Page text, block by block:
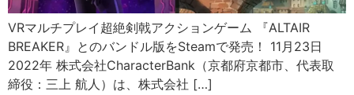
VRマルチプレイ超絶剣戟アクションゲーム 『ALTAIR
BREAKER』とのバンドル版をSteamで発売！ 11月23日
2022年 株式会社CharacterBank（京都府京都市、代表取
締役：三上 航人）は、株式会社 […]